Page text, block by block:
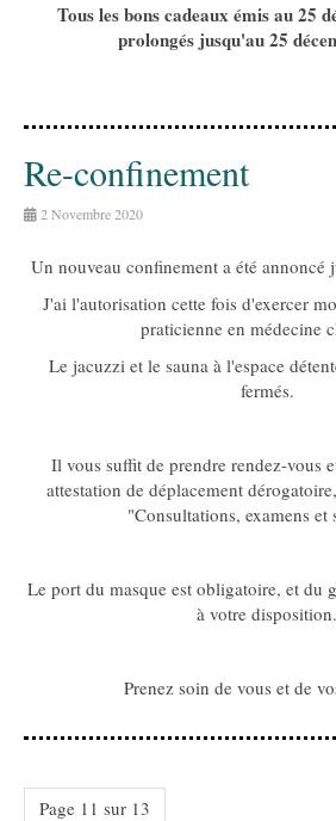
Tous les bons cadeaux émis au 25
prolongés jusqu'au 25
Re-confinement
2 Novembre 2020
Un nouveau confinement a été annoncé
J'ai l'autorisation cette fois d'exercer
praticienne en médecine
Le jacuzzi et le sauna à l'espace
fermés.
Il vous suffit de prendre rendez-vous
attestation de déplacement
"Consultations, examens et
Le port du masque est obligatoire, et du
à votre disposition.
Prenez soin de vous et de
Page 11 sur 13